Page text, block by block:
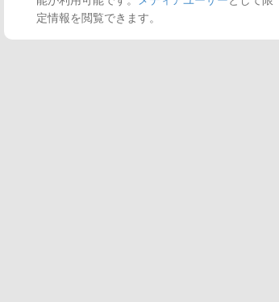
定情報を閲覧できます。